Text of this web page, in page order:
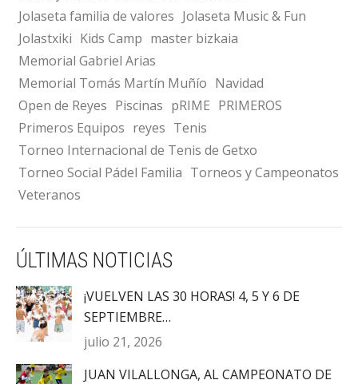
Jolaseta familia de valores Jolaseta Music & Fun
Jolastxiki Kids Camp master bizkaia
Memorial Gabriel Arias
Memorial Tomás Martín Muñío Navidad
Open de Reyes Piscinas pRIME PRIMEROS
Primeros Equipos reyes Tenis
Torneo Internacional de Tenis de Getxo
Torneo Social Pádel Familia Torneos y Campeonatos
Veteranos
ÚLTIMAS NOTICIAS
¡VUELVEN LAS 30 HORAS! 4, 5 Y 6 DE
SEPTIEMBRE…
julio 21, 2026
JUAN VILALLONGA, AL CAMPEONATO DE